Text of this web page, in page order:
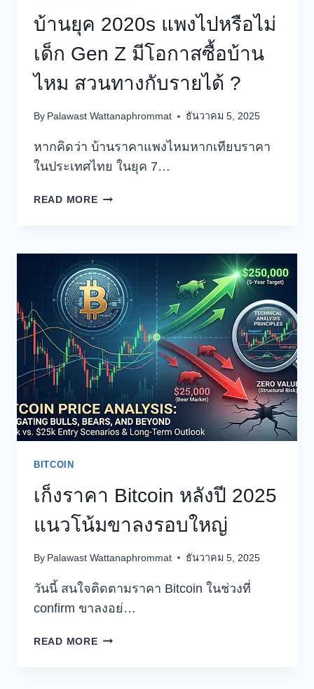
บ้านยุค 2020s แพงไปหรือไม่
เด็ก Gen Z มีโอกาสซื้อบ้าน
ไหม สวนทางกับรายได้ ?
By Palawast Wattanaphrommat ธันวาคม 5, 2025
หากคิดว่า บ้านราคาแพงไหมหากเทียบราคา
ในประเทศไทย ในยุค 7…
READ MOREบ้าน
ไป
หรือ
ไม่
เด็ก
GEN
มี
โอกาส
ซื้อ
บ้าน
ไหม
สวน
ได้
?
BITCOIN
เก็งราคา Bitcoin หลังปี 2025
แนวโน้มขาลงรอบใหญ่
By Palawast Wattanaphrommat ธันวาคม 5, 2025
วันนี้ สนใจติดตามราคา Bitcoin ในช่วงที่
confirm ขาลงอย่…
READ MOREเก็ง